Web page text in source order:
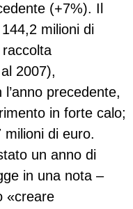
(+7%). Il
milioni di
2007),
precedente,
in forte calo;
milioni di euro.
un anno di
in una nota –
«creare